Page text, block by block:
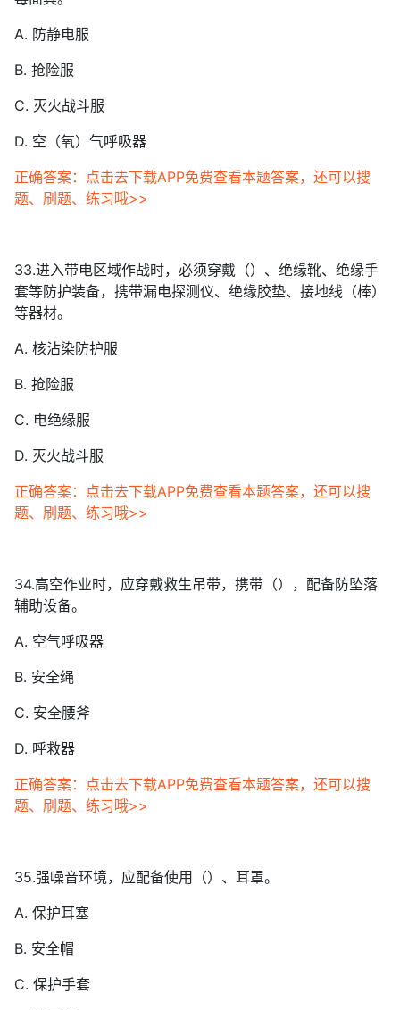
A. 防静电服
B. 抢险服
C. 灭火战斗服
D. 空（氧）气呼吸器
正确答案：点击去下载APP免费查看本题答案，还可以搜
题、刷题、练习哦>>
33.进入带电区域作战时，必须穿戴（）、绝缘靴、绝缘手
套等防护装备，携带漏电探测仪、绝缘胶垫、接地线（棒）
等器材。
A. 核沾染防护服
B. 抢险服
C. 电绝缘服
D. 灭火战斗服
正确答案：点击去下载APP免费查看本题答案，还可以搜
题、刷题、练习哦>>
34.高空作业时，应穿戴救生吊带，携带（），配备防坠落
辅助设备。
A. 空气呼吸器
B. 安全绳
C. 安全腰斧
D. 呼救器
正确答案：点击去下载APP免费查看本题答案，还可以搜
题、刷题、练习哦>>
35.强噪音环境，应配备使用（）、耳罩。
A. 保护耳塞
B. 安全帽
C. 保护手套